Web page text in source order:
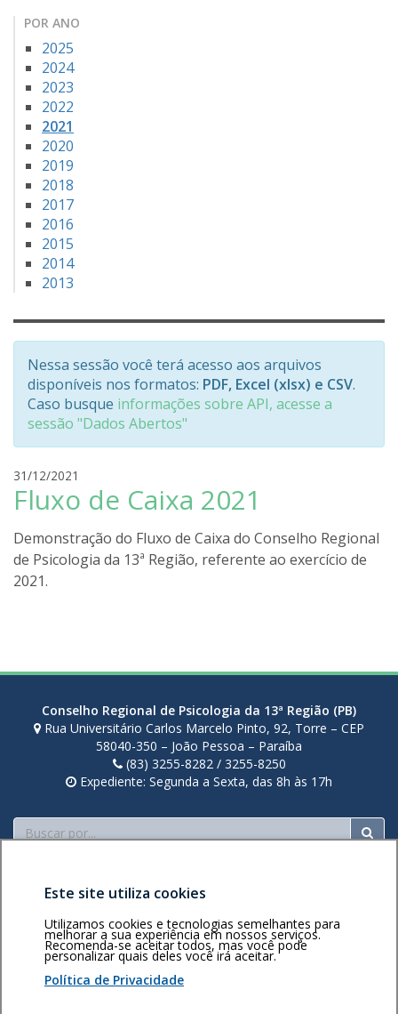
POR ANO
2025
2024
2023
2022
2021
2020
2019
2018
2017
2016
2015
2014
2013
Nessa sessão você terá acesso aos arquivos
disponíveis nos formatos: PDF, Excel (xlsx) e CSV.
Caso busque informações sobre API, acesse a
sessão "Dados Abertos"
31/12/2021
o
d
r
g
a
Fluxo de Caixa 2021
Demonstração do Fluxo de Caixa do Conselho Regional
de Psicologia da 13ª Região, referente ao exercício de
2021.
Conselho Regional de Psicologia da 13ª Região (PB)
Rua Universitário Carlos Marcelo Pinto, 92, Torre – CEP
58040-350 – João Pessoa – Paraíba
(83) 3255-8282 / 3255-8250
Expediente: Segunda a Sexta, das 8h às 17h
Buscar
Área restritaPolítica de
privacidadePersonalização
de cookies
Este site utiliza cookies
Utilizamos cookies e tecnologias semelhantes para
melhorar a sua experiência em nossos serviços.
Recomenda-se aceitar todos, mas você pode
personalizar quais deles você irá aceitar.
Política de Privacidade